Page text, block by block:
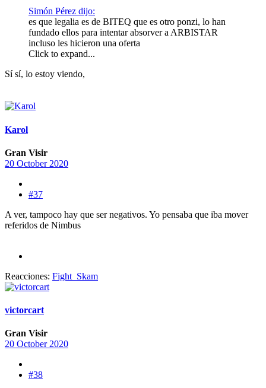
Simón Pérez dijo:
es que legalia es de BITEQ que es otro ponzi, lo han
fundado ellos para intentar absorver a ARBISTAR
incluso les hicieron una oferta
Click to expand...
Sí sí, lo estoy viendo,
Karol
Gran Visir
20 October 2020
#37
A ver, tampoco hay que ser negativos. Yo pensaba que iba mover
referidos de Nimbus
Reacciones: Fight_Skam
victorcart
Gran Visir
20 October 2020
#38